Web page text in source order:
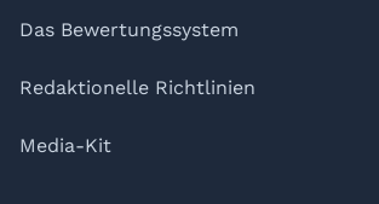
Das Bewertungssystem
Redaktionelle Richtlinien
Media-Kit